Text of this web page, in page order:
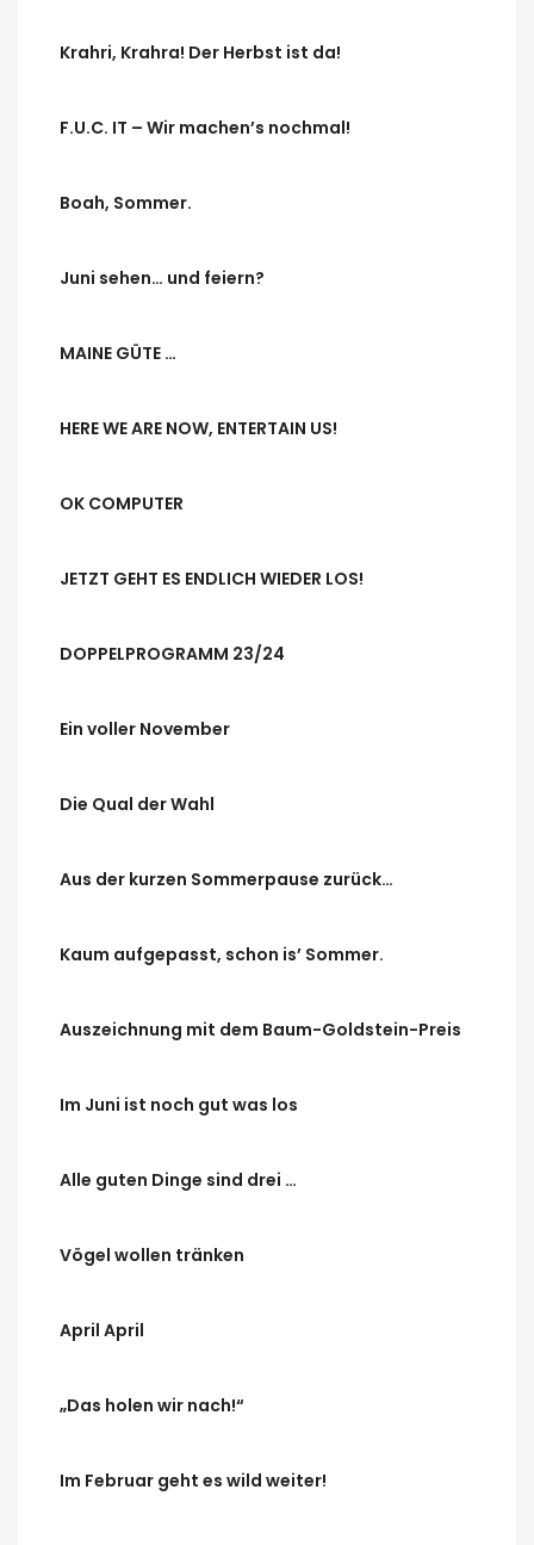
Krahri, Krahra! Der Herbst ist da!
F.U.C. IT – Wir machen’s nochmal!
Boah, Sommer.
Juni sehen… und feiern?
MAINE GÜTE …
HERE WE ARE NOW, ENTERTAIN US!
OK COMPUTER
JETZT GEHT ES ENDLICH WIEDER LOS!
DOPPELPROGRAMM 23/24
Ein voller November
Die Qual der Wahl
Aus der kurzen Sommerpause zurück…
Kaum aufgepasst, schon is’ Sommer.
Auszeichnung mit dem Baum-Goldstein-Preis
Im Juni ist noch gut was los
Alle guten Dinge sind drei …
Vögel wollen tränken
April April
„Das holen wir nach!“
Im Februar geht es wild weiter!